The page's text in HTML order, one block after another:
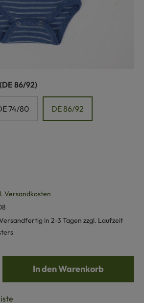
auswählen
(DE 86/92)
74/80 DE 86/92
Versandkosten
in 2-3 Tagen zzgl. Laufzeit
Gib den gewünschten
In den Warenkorb